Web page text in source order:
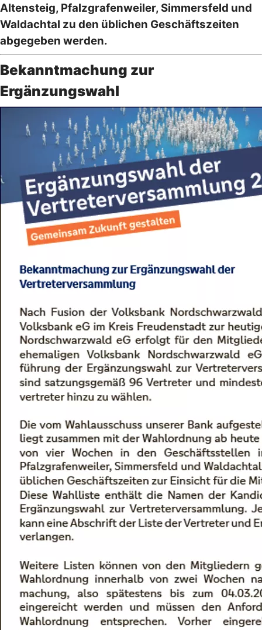
Altensteig, Pfalzgrafenweiler, Simmersfeld und
Waldachtal zu den üblichen Geschäftszeiten
abgegeben werden.
Bekanntmachung zur
Ergänzungswahl